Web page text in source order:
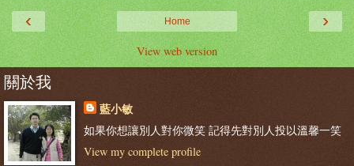
‹ ›
Home
View web version
關於我
藍小敏
如果你想讓別人對你微笑 記得先對別人投以溫馨一笑
View my complete profile